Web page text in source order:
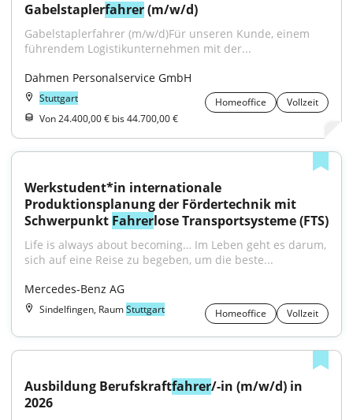
Gabelstaplerfahrer (m/w/d)
Gabelstaplerfahrer (m/w/d)Für unseren Kunde, einem
führendem Logistikunternehmen mit der...
Dahmen Personalservice GmbH
Stuttgart Homeoffice
Vollzeit
Von 24.400,00 € bis 44.700,00 €
Werkstudent*in internationale
Produktionsplanung der Fördertechnik mit
Schwerpunkt Fahrerlose Transportsysteme (FTS)
Life is always about becoming… Im Leben geht es darum,
sich auf eine Reise zu begeben, um die beste...
Mercedes-Benz AG
Sindelfingen, RaumStuttgart Homeoffice Vollzeit
Ausbildung Berufskraftfahrer/-in (m/w/d) in
2026